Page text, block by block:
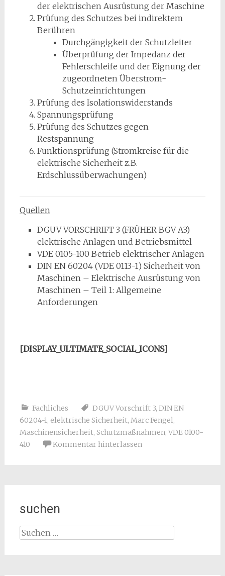
der elektrischen Ausrüstung der Maschine
Prüfung des Schutzes bei indirektem
Berühren
Durchgängigkeit der Schutzleiter
Überprüfung der Impedanz der
Fehlerschleife und der Eignung der
zugeordneten Überstrom-
Schutzeinrichtungen
Prüfung des Isolationswiderstands
Spannungsprüfung
Prüfung des Schutzes gegen
Restspannung
Funktionsprüfung (Stromkreise für die
elektrische Sicherheit z.B.
Erdschlussüberwachungen)
Quellen
DGUV VORSCHRIFT 3 (FRÜHER BGV A3)
elektrische Anlagen und Betriebsmittel
VDE 0105-100 Betrieb elektrischer Anlagen
DIN EN 60204 (VDE 0113-1) Sicherheit von
Maschinen – Elektrische Ausrüstung von
Maschinen – Teil 1: Allgemeine
Anforderungen
[DISPLAY_ULTIMATE_SOCIAL_ICONS]
Fachliches DGUV Vorschrift 3, DIN EN
60204-1, elektrische Sicherheit, Marc Fengel,
Maschinensicherheit, Schutzmaßnahmen, VDE 0100-
410
Kommentar hinterlassen
suchen
Suchen
nach: